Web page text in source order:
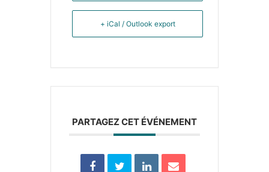
+ iCal / Outlook export
PARTAGEZ CET ÉVÉNEMENT